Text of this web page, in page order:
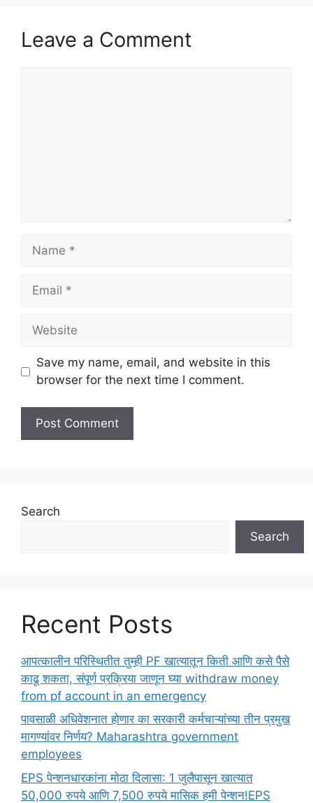
Leave a Comment
Name
Email
Website
Save my name, email, and website in this
browser for the next time I comment.
Search
Search
Recent Posts
आपत्कालीन परिस्थितीत तुम्ही PF खात्यातून किती आणि कसे पैसे
काढू शकता, संपूर्ण प्रक्रिया जाणून घ्या withdraw money
from pf account in an emergency
पावसाळी अधिवेशनात होणार का सरकारी कर्मचाऱ्यांच्या तीन प्रमुख
मागण्यांवर निर्णय? Maharashtra government
employees
EPS पेन्शनधारकांना मोठा दिलासा: 1 जुलैपासून खात्यात
50,000 रुपये आणि 7,500 रुपये मासिक हमी पेन्शन!EPS